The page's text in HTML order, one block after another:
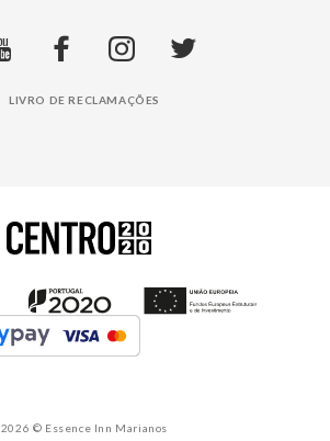
LIVRO DE RECLAMAÇÕES
2026 © Essence Inn Marianos